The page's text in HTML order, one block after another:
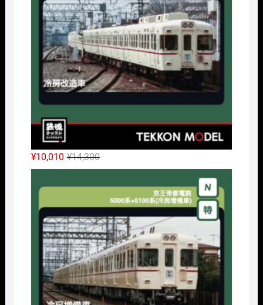
¥32,450
で
し
た。
は
¥24,338
で
す。
¥14,300元
の
価
¥14,300
で
し
た。
¥10,010
現
在
の
は
¥10,010
で
す。